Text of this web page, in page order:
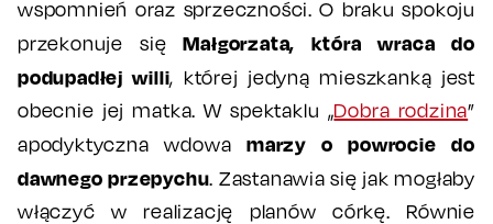
wspomnień oraz sprzeczności. O braku spokoju
przekonuje sięMałgorzata, która wraca do
podupadłej willi, której jedyną mieszkanką jest
obecnie jej matka. W spektaklu „Dobra rodzina”
apodyktyczna wdowamarzy o powrocie do
dawnego przepychu. Zastanawia się jak mogłaby
włączyć w realizację planów córkę. Równie